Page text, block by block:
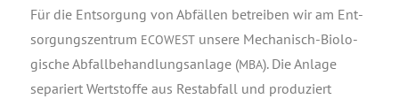
Für die Ent­sor­gung von Abfäl­len betrei­ben wir am Ent­
sor­gungs­zen­trum ECOWEST unse­re Mecha­nisch-Bio­lo­
gi­sche Abfall­be­hand­lungs­an­la­ge (MBA). Die Anla­ge
sepa­riert Wert­stof­fe aus Rest­ab­fall und pro­du­ziert